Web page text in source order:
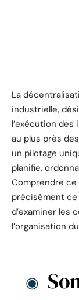
La
industrielle,
l’exécution
au plus près
un pilotage
planifie,
Comprendre
précisément
d’examiner les
l’organisation